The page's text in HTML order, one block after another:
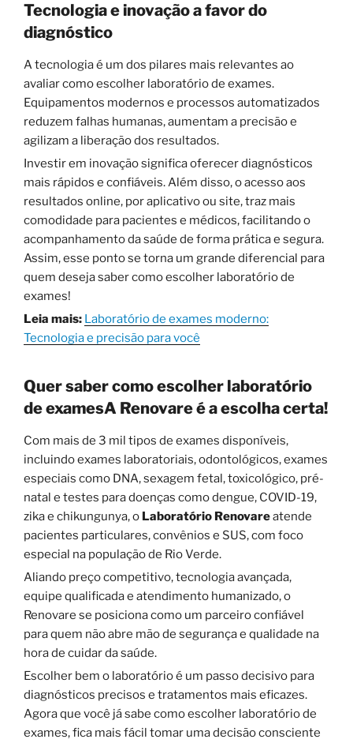
Tecnologia e inovação a favor do
diagnóstico
A tecnologia é um dos pilares mais relevantes ao
avaliar como escolher laboratório de exames.
Equipamentos modernos e processos automatizados
reduzem falhas humanas, aumentam a precisão e
agilizam a liberação dos resultados.
Investir em inovação significa oferecer diagnósticos
mais rápidos e confiáveis. Além disso, o acesso aos
resultados online, por aplicativo ou site, traz mais
comodidade para pacientes e médicos, facilitando o
acompanhamento da saúde de forma prática e segura.
Assim, esse ponto se torna um grande diferencial para
quem deseja saber como escolher laboratório de
exames!
Leia mais: Laboratório de exames moderno:
Tecnologia e precisão para você
Quer saber como escolher laboratório
de examesA Renovare é a escolha certa!
Com mais de 3 mil tipos de exames disponíveis,
incluindo exames laboratoriais, odontológicos, exames
especiais como DNA, sexagem fetal, toxicológico, pré-
natal e testes para doenças como dengue, COVID-19,
zika e chikungunya, o Laboratório Renovareatende
pacientes particulares, convênios e SUS, com foco
especial na população de Rio Verde.
Aliando preço competitivo, tecnologia avançada,
equipe qualificada e atendimento humanizado, o
Renovare se posiciona como um parceiro confiável
para quem não abre mão de segurança e qualidade na
hora de cuidar da saúde.
Escolher bem o laboratório é um passo decisivo para
diagnósticos precisos e tratamentos mais eficazes.
Agora que você já sabe como escolher laboratório de
exames, fica mais fácil tomar uma decisão consciente